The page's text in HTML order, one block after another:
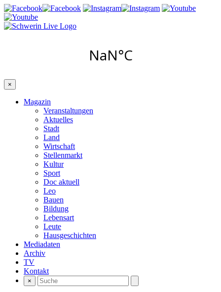
×
Magazin
Veranstaltungen
Aktuelles
Stadt
Land
Wirtschaft
Stellenmarkt
Kultur
Sport
Doc aktuell
Leo
Bauen
Bildung
Lebensart
Leute
Hausgeschichten
Mediadaten
Archiv
TV
Kontakt
×